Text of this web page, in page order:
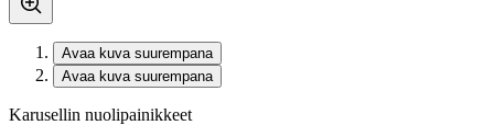
Avaa kuva suurempana
Avaa kuva suurempana
Karusellin nuolipainikkeet